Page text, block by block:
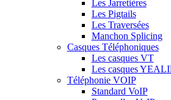
Les Jarretières
Les Pigtails
Les Traversées
Manchon Splicing
Casques Téléphoniques
Les casques VT
Les casques
Téléphonie VOIP
Standard VoIP